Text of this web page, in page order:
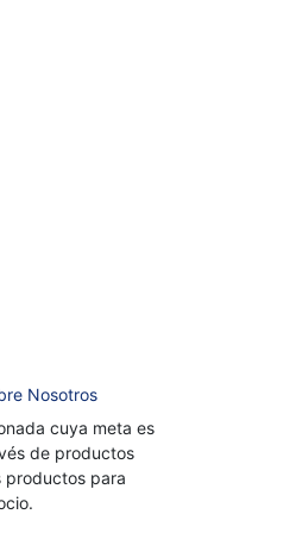
Nosotros
cuya meta es
de productos
productos para